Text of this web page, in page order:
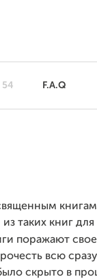
54 F.A.Q
таких книг
поражают
всю
скрыто в